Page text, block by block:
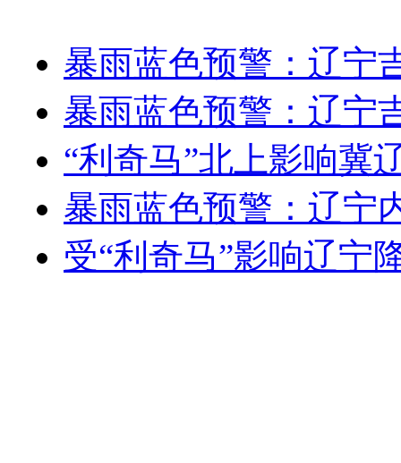
暴雨蓝色预警：辽宁
暴雨蓝色预警：辽宁
“利奇马”北上影响冀
暴雨蓝色预警：辽宁
受“利奇马”影响辽宁